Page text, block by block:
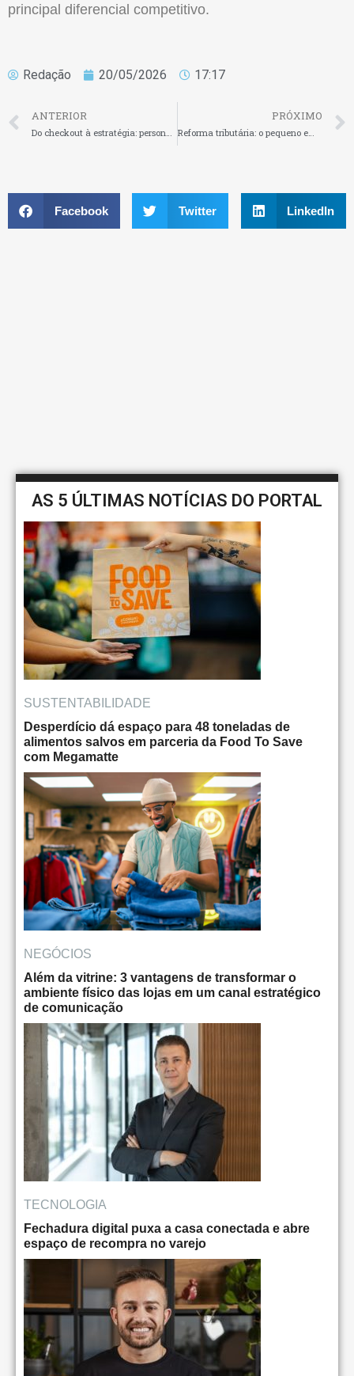
principal diferencial competitivo.
Redação 20/05/2026 17:17
ANTERIOR
Do checkout à estratégia: personalização de pagamentos vira diferencial competitivo para empresas
PRÓXIMO
Reforma tributária: o pequeno empresário tem até setembro para decidir seu destino no Simples Nacional
Facebook Twitter LinkedIn
AS 5 ÚLTIMAS NOTÍCIAS DO PORTAL
SUSTENTABILIDADE
Desperdício dá espaço para 48 toneladas de
alimentos salvos em parceria da Food To Save
com Megamatte
NEGÓCIOS
Além da vitrine: 3 vantagens de transformar o
ambiente físico das lojas em um canal estratégico
de comunicação
TECNOLOGIA
Fechadura digital puxa a casa conectada e abre
espaço de recompra no varejo